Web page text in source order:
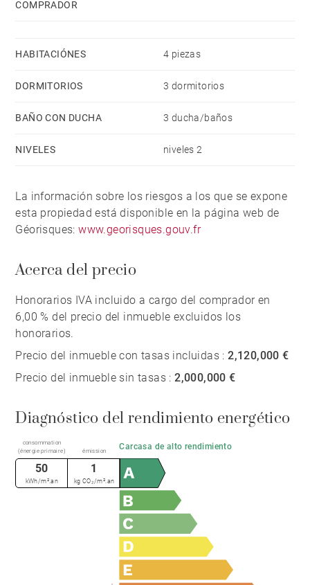
COMPRADOR
HABITACIÓNES 4 piezas
DORMITORIOS 3 dormitorios
BAÑO CON DUCHA 3 ducha/baños
NIVELES niveles 2
La información sobre los riesgos a los que se expone
esta propiedad está disponible en la página web de
Géorisques:www.georisques.gouv.fr
Acerca del precio
Honorarios IVA incluido a cargo del comprador en
6,00 % del precio del inmueble excluidos los
honorarios.
Precio del inmueble con tasas incluidas :2,120,000 €
Precio del inmueble sin tasas :2,000,000 €
Diagnóstico del rendimiento energético
Carcasa de alto rendimiento
consommation
(énergie primaire)
émission
50
kWh/m².an
1
kg CO₂/m².an